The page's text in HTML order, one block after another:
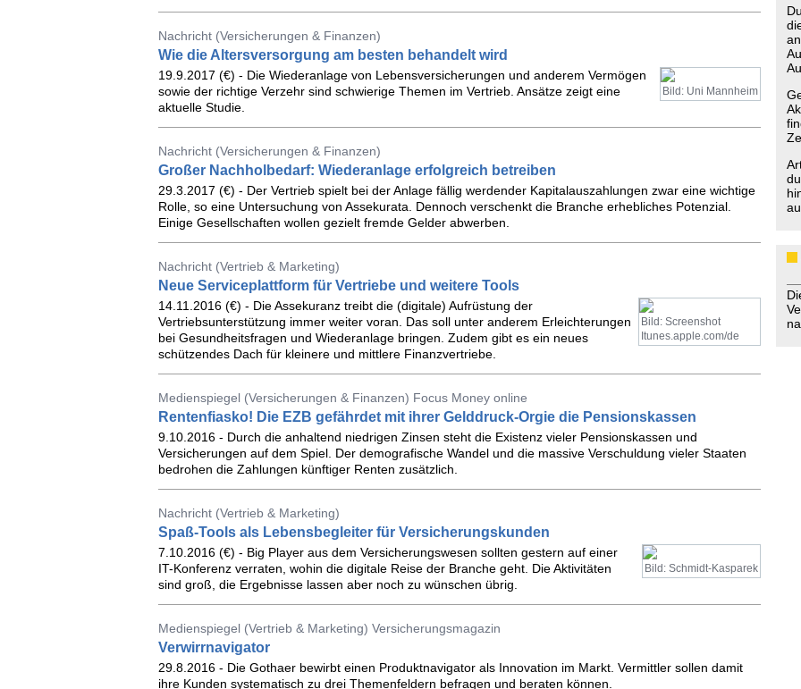
Nachricht (Versicherungen & Finanzen)
Wie die Altersversorgung am besten behandelt wird
Bild: Uni Mannheim
19.9.2017 (€) - Die Wiederanlage von Lebensversicherungen und anderem Vermögen
sowie der richtige Verzehr sind schwierige Themen im Vertrieb. Ansätze zeigt eine
aktuelle Studie.
Nachricht (Versicherungen & Finanzen)
Großer Nachholbedarf: Wiederanlage erfolgreich betreiben
29.3.2017 (€) - Der Vertrieb spielt bei der Anlage fällig werdender Kapitalauszahlungen zwar eine wichtige
Rolle, so eine Untersuchung von Assekurata. Dennoch verschenkt die Branche erhebliches Potenzial.
Einige Gesellschaften wollen gezielt fremde Gelder abwerben.
Nachricht (Vertrieb & Marketing)
Neue Serviceplattform für Vertriebe und weitere Tools
Bild: Screenshot
Itunes.apple.com/de
14.11.2016 (€) - Die Assekuranz treibt die (digitale) Aufrüstung der
Vertriebsunterstützung immer weiter voran. Das soll unter anderem Erleichterungen
bei Gesundheitsfragen und Wiederanlage bringen. Zudem gibt es ein neues
schützendes Dach für kleinere und mittlere Finanzvertriebe.
Medienspiegel (Versicherungen & Finanzen) Focus Money online
Rentenfiasko! Die EZB gefährdet mit ihrer Gelddruck-Orgie die Pensionskassen
9.10.2016 - Durch die anhaltend niedrigen Zinsen steht die Existenz vieler Pensionskassen und
Versicherungen auf dem Spiel. Der demografische Wandel und die massive Verschuldung vieler Staaten
bedrohen die Zahlungen künftiger Renten zusätzlich.
Nachricht (Vertrieb & Marketing)
Spaß-Tools als Lebensbegleiter für Versicherungskunden
Bild: Schmidt-Kasparek
7.10.2016 (€) - Big Player aus dem Versicherungswesen sollten gestern auf einer
IT-Konferenz verraten, wohin die digitale Reise der Branche geht. Die Aktivitäten
sind groß, die Ergebnisse lassen aber noch zu wünschen übrig.
Medienspiegel (Vertrieb & Marketing) Versicherungsmagazin
Verwirrnavigator
29.8.2016 - Die Gothaer bewirbt einen Produktnavigator als Innovation im Markt. Vermittler sollen damit
ihre Kunden systematisch zu drei Themenfeldern befragen und beraten können.